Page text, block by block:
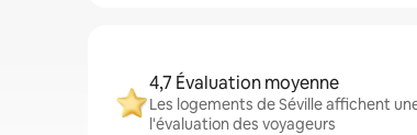
4,7 Évaluation moyenne
Les logements de Séville affichent
l'évaluation des voyageurs